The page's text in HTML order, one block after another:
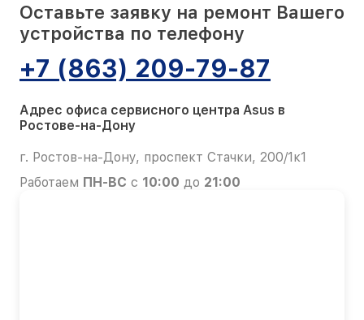
Оставьте заявку на ремонт Вашего
устройства по телефону
+7 (863) 209-79-87
Адрес офиса сервисного центра Asus в
Ростове-на-Дону
г. Ростов-на-Дону, проспект Стачки, 200/1к1
Работаем ПН-ВС с 10:00 до 21:00